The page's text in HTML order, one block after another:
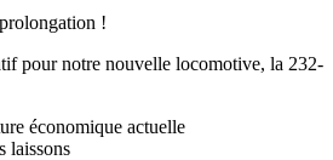
!
pour notre nouvelle locomotive, la 232-
économique actuelle
laissons